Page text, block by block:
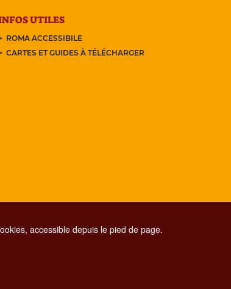
UTILES
ROMA ACCESSIBILE
CARTES ET GUIDES À TÉLÉCHARGER
accessible depuis le pied de page.